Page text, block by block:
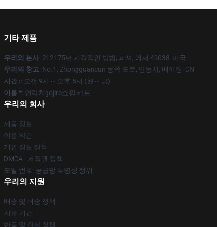
기타 제품
우리의 본사: 212175년 시각적인 방법, 피셔, 에서 46038, 미국
우리의 창고: No.1, Zhongguancun 동쪽 도로, 안동시, 베이징, CN
시간 :: 오전 9시 ~ 오후 5시 (월 ~ 금)
이름 *: 연락처gojira쇼핑 카트
우리의 회사
제품 정보
이용 약관
개인 정보 정책
DMCA - 저작권 정책
모델 번호: 공급망 투명성 행위
우리의 지원
배송 및 배송 정책
지불 기간
반품 및 환불 정책